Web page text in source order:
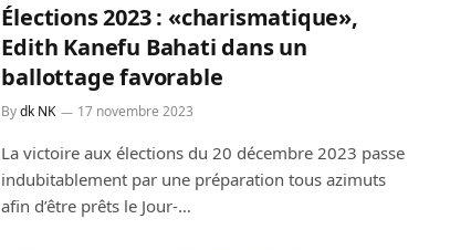
Élections 2023 : «charismatique»,
Edith Kanefu Bahati dans un
ballottage favorable
By dk NK 17 novembre 2023
La victoire aux élections du 20 décembre 2023 passe
indubitablement par une préparation tous azimuts
afin d’être prêts le Jour-…